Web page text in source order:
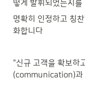
떻게 발휘되었는지를
명확히 인정하고 칭
화합니다
"신규 고객을 확보하
(communication)과